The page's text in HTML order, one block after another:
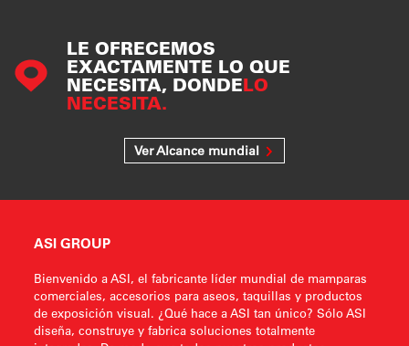
LE OFRECEMOS
EXACTAMENTE LO QUE
NECESITA, DONDELO
NECESITA.
Ver Alcance mundial
ASI GROUP
Bienvenido a ASI, el fabricante líder mundial de mamparas
comerciales, accesorios para aseos, taquillas y productos
de exposición visual. ¿Qué hace a ASI tan único? Sólo ASI
diseña, construye y fabrica soluciones totalmente